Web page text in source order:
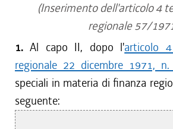
(Inserimento dell'articolo 4
regionale 57/
1.Al capo II, dopo l'articolo
regionale 22 dicembre 1971,
speciali in materia di finanza
seguente: